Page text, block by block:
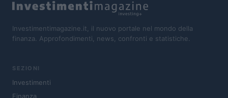
Investimentimagazine.it, il nuovo portale nel mondo della
finanza. Approfondimenti, news, confronti e statistiche.
SEZIONI
Investimenti
Finanza